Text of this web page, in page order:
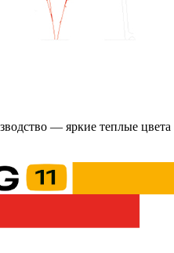
— яркие теплые